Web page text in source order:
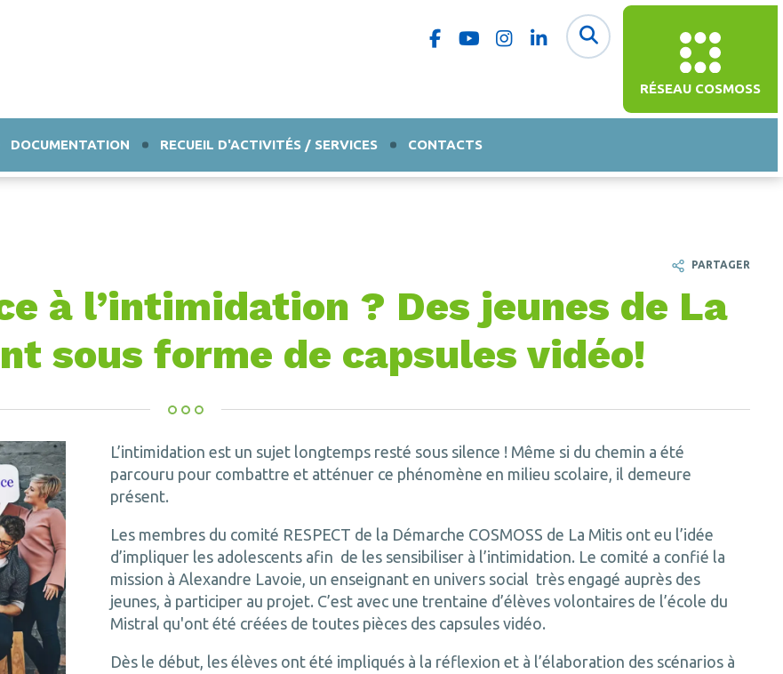
RÉSEAU COSMOSS
DOCUMENTATION RECUEIL D'ACTIVITÉS / SERVICES CONTACTS
à l’intimidation ? Des jeunes de La
sous forme de capsules vidéo!
L’intimidation est un sujet longtemps resté sous silence ! Même si du chemin a été
parcouru pour combattre et atténuer ce phénomène en milieu scolaire, il demeure
présent.
Les membres du comité RESPECT de la Démarche COSMOSS de La Mitis ont eu l’idée
d’impliquer les adolescents afin de les sensibiliser à l’intimidation. Le comité a confié la
mission à Alexandre Lavoie, un enseignant en univers social très engagé auprès des
jeunes, à participer au projet. C’est avec une trentaine d’élèves volontaires de l’école du
Mistral qu'ont été créées de toutes pièces des capsules vidéo.
Dès le début, les élèves ont été impliqués à la réflexion et à l’élaboration des scénarios à
PARTAGER